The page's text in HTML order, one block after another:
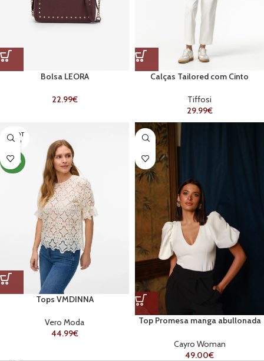
Bolsa LEORA
22.99€
Calças Tailored com Cinto
Tiffosi
29.99€
ESGOT
ADO
NOVO
Tops VMDINNA
Vero Moda
44.99€
Top Promesa manga abullonada
Cayro Woman
49.00€